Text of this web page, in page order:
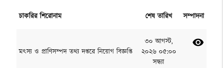
চাকরির শিরোনাম শেষ তারিখ সম্পাদনা
মৎস্য ও প্রাণিসম্পদ তথ্য দপ্তরে নিয়োগ বিজ্ঞপ্তি
৩০ আগস্ট,
২০২৬ ০৫:০০
সন্ধ্যা
visibility